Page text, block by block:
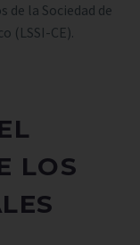
de la Sociedad de
(LSSI-CE).
LOS